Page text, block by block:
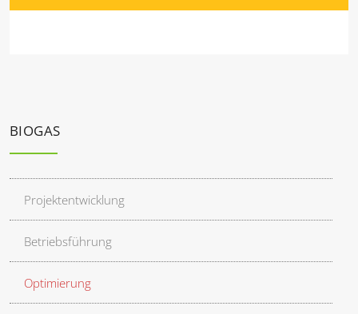
BIOGAS
Projektentwicklung
Betriebsführung
Optimierung